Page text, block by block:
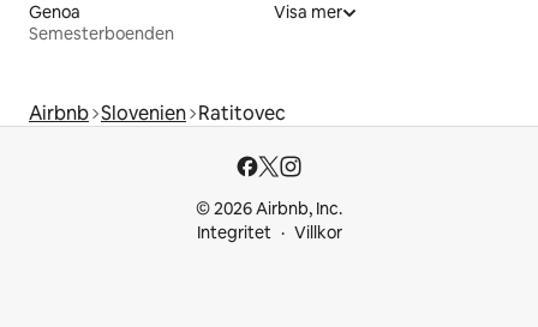
Genoa
Semesterboenden
Visa mer
Airbnb Slovenien Ratitovec
© 2026 Airbnb, Inc.
Integritet
Villkor